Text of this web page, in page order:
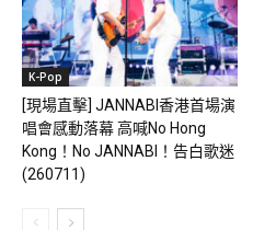
K-Pop
[現場直擊] JANNABI香港首場演
唱會感動落幕 高喊No Hong
Kong！No JANNABI！告白歌迷
(260711)